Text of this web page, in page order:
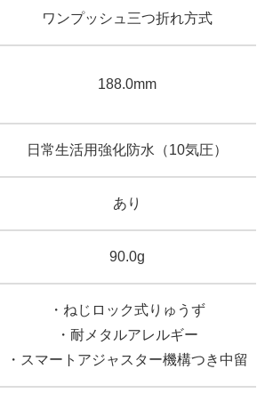
ワンプッシュ三つ折れ方式
188.0mm
日常生活用強化防水（10気圧）
あり
90.0g
・ねじロック式りゅうず
・耐メタルアレルギー
・スマートアジャスター機構つき中留